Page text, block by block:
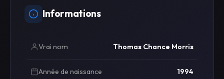
Informations
Vrai nom Thomas Chance Morris
Année de naissance 1994